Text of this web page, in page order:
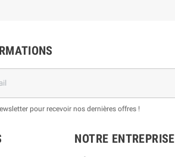
pour recevoir nos dernières offres !
NOTRE ENTREPRISE